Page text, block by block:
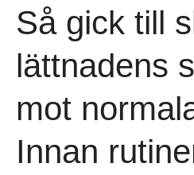
Så gick till
lättnadens
mot
Innan